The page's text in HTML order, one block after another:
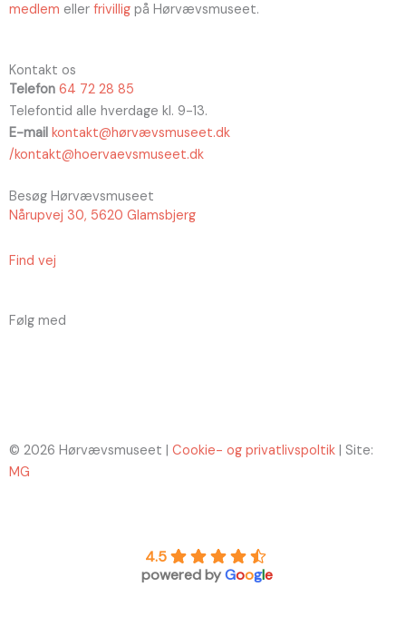
medlem eller frivillig på Hørvævsmuseet.
Kontakt os
Telefon 64 72 28 85
Telefontid alle hverdage kl. 9-13.
E-mail kontakt@hørvævsmuseet.dk
/kontakt@hoervaevsmuseet.dk
Besøg Hørvævsmuseet
Nårupvej 30, 5620 Glamsbjerg
Find vej
Følg med
c s
© 2026 Hørvævsmuseet | Cookie- og privatlivspoltik | Site:
MG
4.5
powered byGoogle